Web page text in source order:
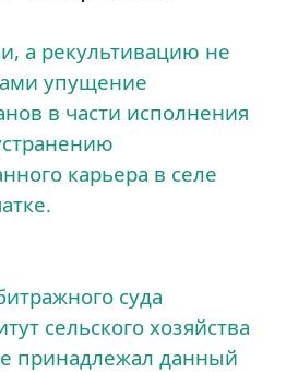
а рекультивацию не
упущение
в части исполнения
карьера в селе
суда
сельского хозяйства
принадлежал данный